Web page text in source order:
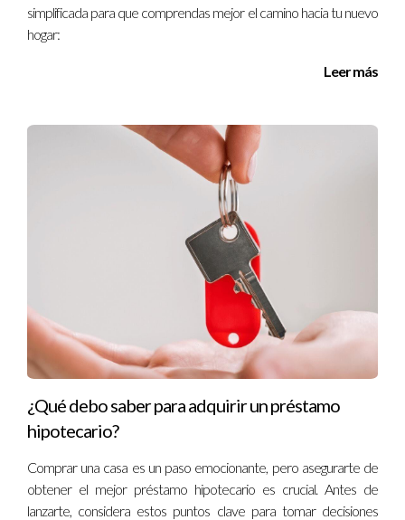
simplificada para que comprendas mejor el camino hacia tu nuevo
hogar:
Leer más
¿Qué debo saber para adquirir un préstamo
hipotecario?
Comprar una casa es un paso emocionante, pero asegurarte de
obtener el mejor préstamo hipotecario es crucial. Antes de
lanzarte, considera estos puntos clave para tomar decisiones